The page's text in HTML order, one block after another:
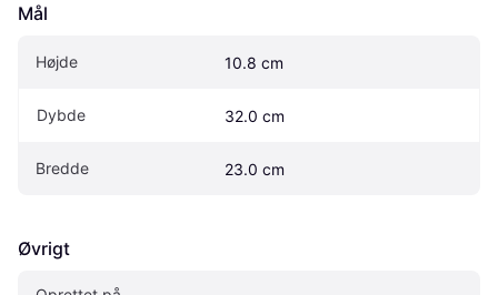
Mål
Højde 10.8 cm
Dybde 32.0 cm
Bredde 23.0 cm
Øvrigt